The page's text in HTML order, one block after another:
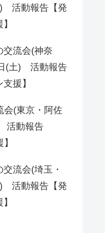
) 活動報告【発
交流会(神奈
(土) 活動報告
援】
会(東京・阿佐
活動報告
流会(埼玉・
) 活動報告【発